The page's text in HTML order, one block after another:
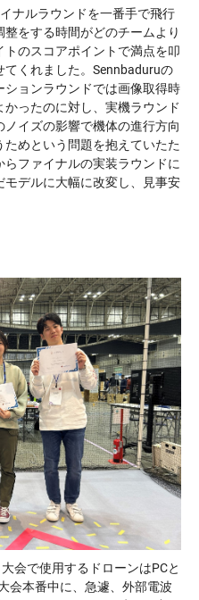
ナルラウンドを一番手で飛行
をする時間がどのチームより
のスコアポイントで満点を叩
くれました。Sennbaduruの
ョンラウンドでは画像取得時
ったのに対し、実機ラウンド
イズの影響で機体の進行方向
めという問題を抱えていたた
ファイナルの実装ラウンドに
デルに大幅に改変し、見事安
大会で使用するドローンはPCと
会本番中に、急遽、 外部電波